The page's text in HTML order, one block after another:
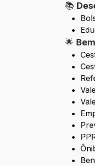
📚
🌟